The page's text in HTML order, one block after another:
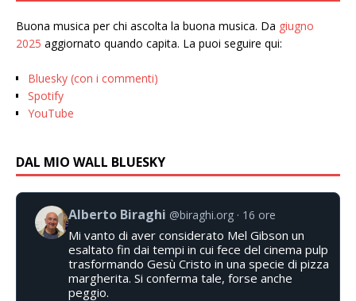
Buona musica per chi ascolta la buona musica. Da giugno
2025 aggiornato quando capita. La puoi seguire qui:
Bluesky (con i commenti)
Spotify
YouTube
DAL MIO WALL BLUESKY
Alberto Biraghi @biraghi.org 16 ore
Mi vanto di aver considerato Mel Gibson un
esaltato fin dai tempi in cui fece del cinema pulp
trasformando Gesù Cristo in una specie di pizza
margherita. Si conferma tale, forse anche
peggio.